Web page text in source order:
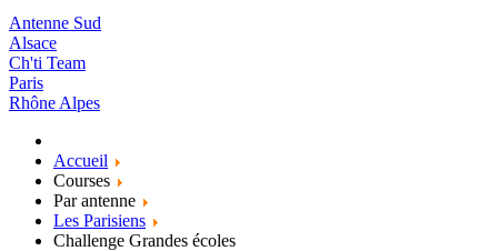
Antenne Sud
Alsace
Ch'ti Team
Paris
Rhône Alpes
Accueil
Courses
Par antenne
Les Parisiens
Challenge Grandes écoles